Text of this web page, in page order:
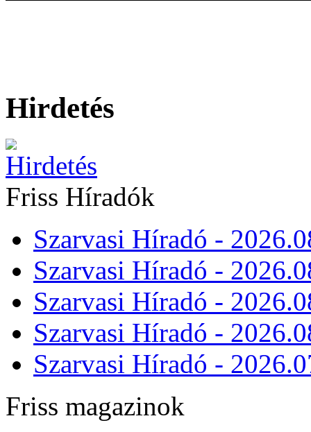
Hirdetés
Friss Híradók
Szarvasi Híradó -
Szarvasi Híradó -
Szarvasi Híradó -
Szarvasi Híradó -
Szarvasi Híradó -
Friss magazinok